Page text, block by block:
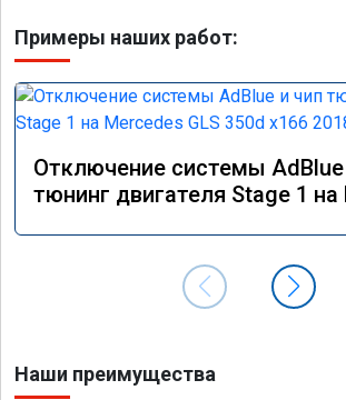
Примеры наших работ:
Отключение системы AdBlue
тюнинг двигателя Stage 1
Наши преимущества